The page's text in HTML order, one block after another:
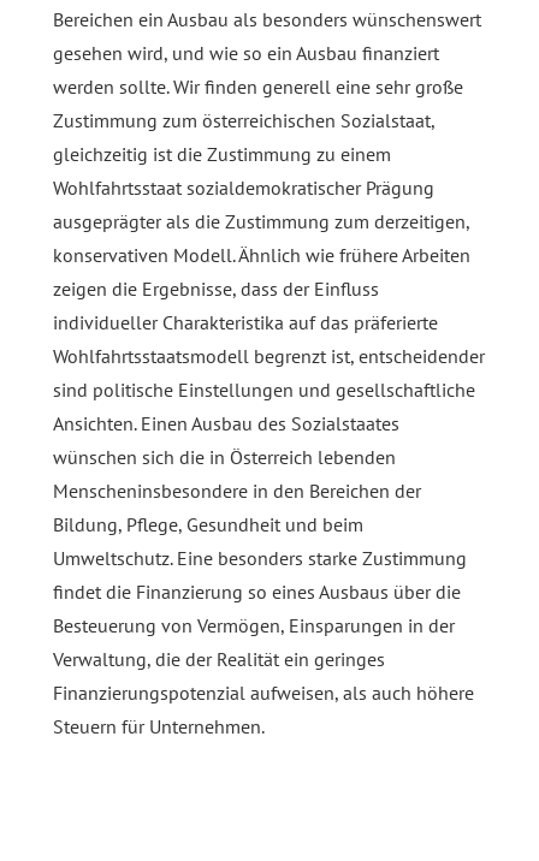
Bereichen ein Ausbau als besonders wünschenswert
gesehen wird, und wie so ein Ausbau finanziert
werden sollte. Wir finden generell eine sehr große
Zustimmung zum österreichischen Sozialstaat,
gleichzeitig ist die Zustimmung zu einem
Wohlfahrtsstaat sozialdemokratischer Prägung
ausgeprägter als die Zustimmung zum derzeitigen,
konservativen Modell. Ähnlich wie frühere Arbeiten
zeigen die Ergebnisse, dass der Einfluss
individueller Charakteristika auf das präferierte
Wohlfahrtsstaatsmodell begrenzt ist, entscheidender
sind politische Einstellungen und gesellschaftliche
Ansichten. Einen Ausbau des Sozialstaates
wünschen sich die in Österreich lebenden
Menscheninsbesondere in den Bereichen der
Bildung, Pflege, Gesundheit und beim
Umweltschutz. Eine besonders starke Zustimmung
findet die Finanzierung so eines Ausbaus über die
Besteuerung von Vermögen, Einsparungen in der
Verwaltung, die der Realität ein geringes
Finanzierungspotenzial aufweisen, als auch höhere
Steuern für Unternehmen.